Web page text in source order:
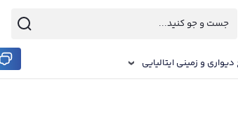
و زمینی ایتالیایی